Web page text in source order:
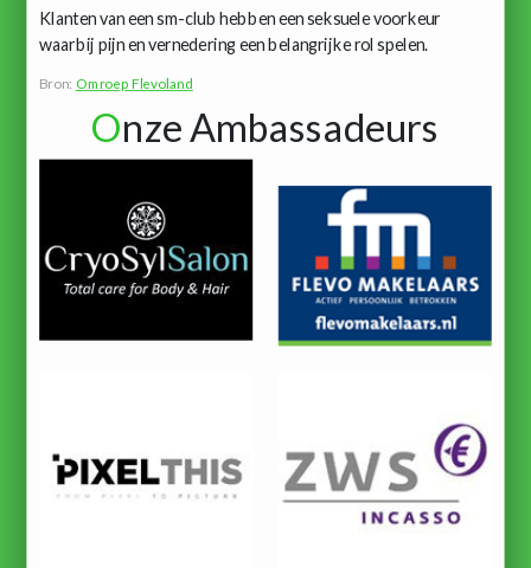
Klanten van een sm-club hebben een seksuele voorkeur
waarbij pijn en vernedering een belangrijke rol spelen.
Bron: Omroep Flevoland
Onze Ambassadeurs